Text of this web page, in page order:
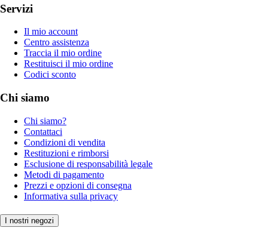
Servizi
Il mio account
Centro assistenza
Traccia il mio ordine
Restituisci il mio ordine
Codici sconto
Chi siamo
Chi siamo?
Contattaci
Condizioni di vendita
Restituzioni e rimborsi
Esclusione di responsabilità legale
Metodi di pagamento
Prezzi e opzioni di consegna
Informativa sulla privacy
I nostri negozi